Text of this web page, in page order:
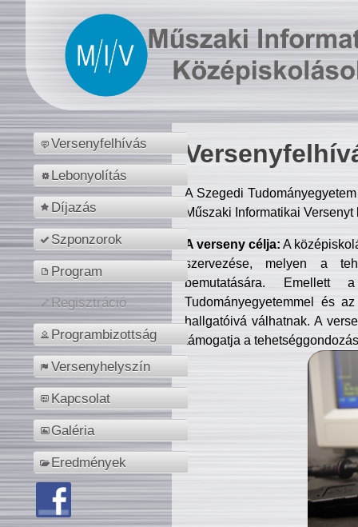
Versenyfelhívás
Lebonyolítás
Díjazás
Szponzorok
Program
Regisztráció
Programbizottság
Versenyhelyszín
Kapcsolat
Galéria
Eredmények
A Szegedi
Műszaki Informatikai
A verseny célja: A
szervezése, melyen a
bemutatására. Emellett
Tudományegyetemmel és
hallgatóivá válhatnak. A
támogatja a